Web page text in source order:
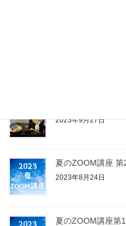
2023年9月27日
夏のZOOM講座
2023年8月24日
夏のZOOM講座第